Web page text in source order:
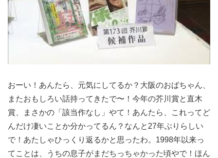
おーい！あんたら、元気にしてるか？大阪のおばちゃん、
またおもしろい話持ってきたで〜！今年の芥川賞と直木
賞、まさかの「該当作なし」やて！あんたら、これってど
んだけ凄いことか分かってるん？なんと27年ぶりらしい
で！あたしゃひっくり返るかと思ったわ。1998年以来っ
てことは、うちの息子がまだちっちゃかった頃やで！ほん